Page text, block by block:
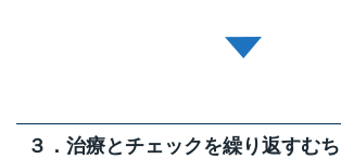
３．治療とチェックを繰り返すむ